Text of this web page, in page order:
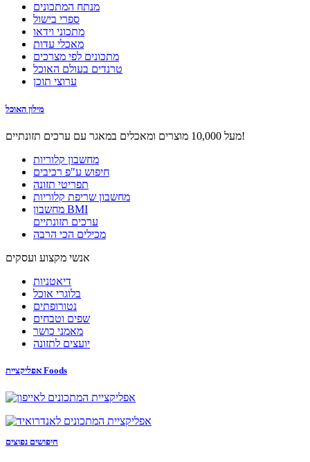
מנתח המתכונים
ספרי בישול
מתכוני וידאו
מאכלי עדות
מתכונים לפי מצרכים
טרנדים בעולם האוכל
ערוצי תוכן
מילון האוכל
מעל 10,000 מוצרים ומאכלים במאגר עם ערכים תזונתיים!
מחשבון קלוריות
חיפוש ע"פ רכיבים
תפריטי תזונה
מחשבון שריפת קלוריות
מחשבון BMI
ערכים תזונתיים
מכילים הכי הרבה
אנשי מקצוע ועסקים
דיאטניות
בלוגרי אוכל
נטורופתים
שפים וטבחים
מאמני כושר
יועצים לתזונה
אפליקציית Foods
חיפושים נפוצים